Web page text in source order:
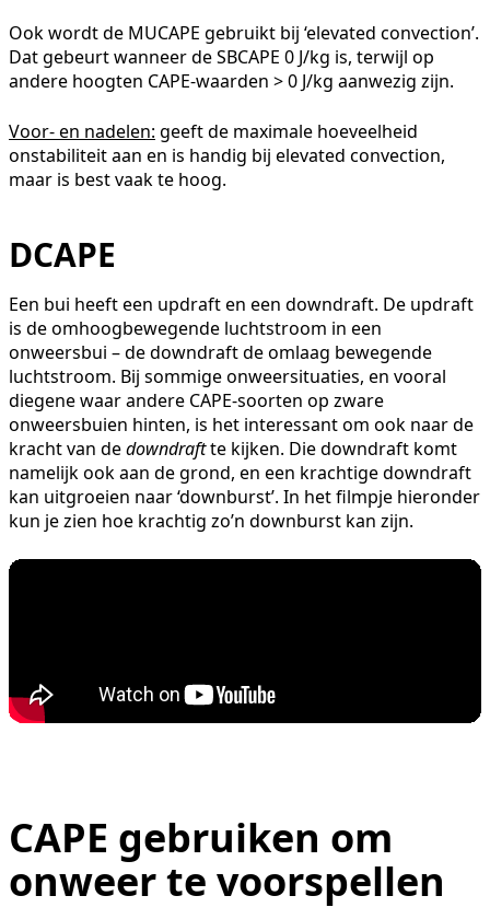
Ook wordt de MUCAPE gebruikt bij ‘elevated convection’.
Dat gebeurt wanneer de SBCAPE 0 J/kg is, terwijl op
andere hoogten CAPE-waarden > 0 J/kg aanwezig zijn.
Voor- en nadelen: geeft de maximale hoeveelheid
onstabiliteit aan en is handig bij elevated convection,
maar is best vaak te hoog.
DCAPE
Een bui heeft een updraft en een downdraft. De updraft
is de omhoogbewegende luchtstroom in een
onweersbui – de downdraft de omlaag bewegende
luchtstroom. Bij sommige onweersituaties, en vooral
diegene waar andere CAPE-soorten op zware
onweersbuien hinten, is het interessant om ook naar de
kracht van dedowndraftte kijken. Die downdraft komt
namelijk ook aan de grond, en een krachtige downdraft
kan uitgroeien naar ‘downburst’. In het filmpje hieronder
kun je zien hoe krachtig zo’n downburst kan zijn.
CAPE gebruiken om
onweer te voorspellen